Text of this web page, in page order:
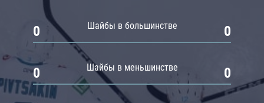
Шайбы в большинстве
0 0
Шайбы в меньшинстве
0 0